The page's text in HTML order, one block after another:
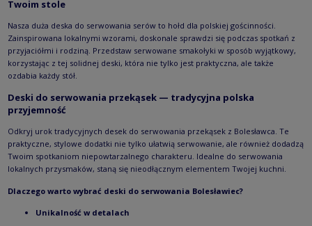
Twoim stole
Nasza duża deska do serwowania serów to hołd dla polskiej gościnności.
Zainspirowana lokalnymi wzorami, doskonale sprawdzi się podczas spotkań z
przyjaciółmi i rodziną. Przedstaw serwowane smakołyki w sposób wyjątkowy,
korzystając z tej solidnej deski, która nie tylko jest praktyczna, ale także
ozdabia każdy stół.
Deski do serwowania przekąsek — tradycyjna polska
przyjemność
Odkryj urok tradycyjnych desek do serwowania przekąsek z Bolesławca. Te
praktyczne, stylowe dodatki nie tylko ułatwią serwowanie, ale również dodadzą
Twoim spotkaniom niepowtarzalnego charakteru. Idealne do serwowania
lokalnych przysmaków, staną się nieodłącznym elementem Twojej kuchni.
Dlaczego warto wybrać deski do serwowania Bolesławiec?
Unikalność w detalach